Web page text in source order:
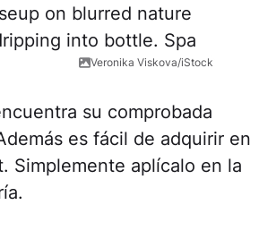
Veronika Viskova/iStock
su comprobada
es fácil de adquirir en
Simplemente aplícalo en la